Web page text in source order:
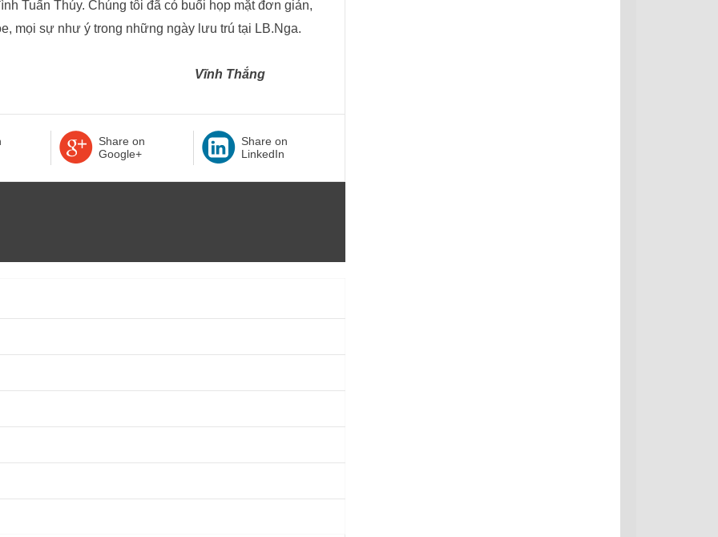
Tuấn Thúy. Chúng tôi đã có buổi họp mặt đơn giản,
mọi sự như ý trong những ngày lưu trú tại LB.Nga.
Share on
Google+
Share on
LinkedIn